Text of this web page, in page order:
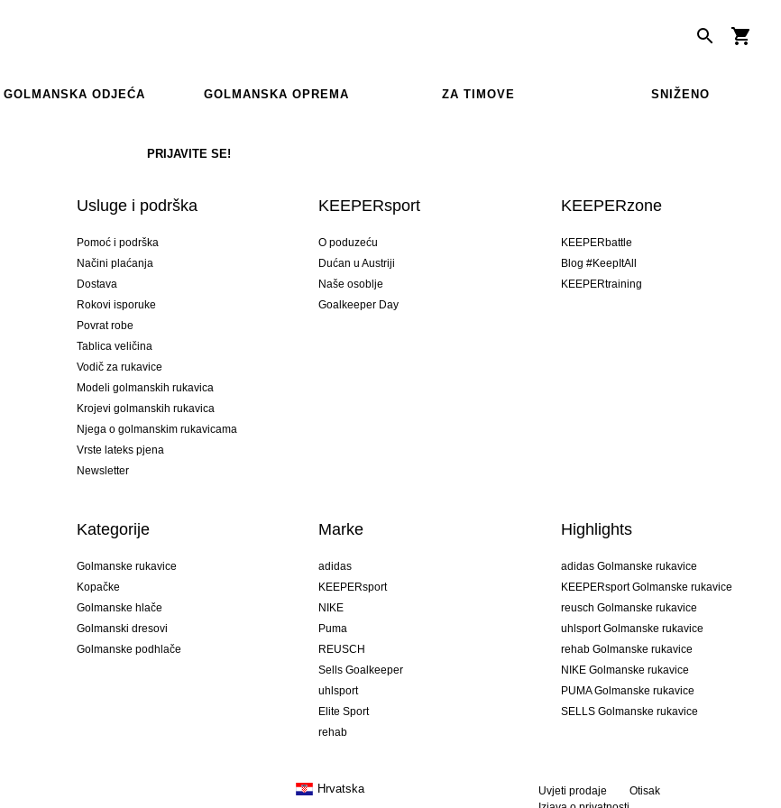
GOLMANSKA ODJEĆA GOLMANSKA OPREMA ZA TIMOVE SNIŽENO
Usluge i podrška
Pomoć i podrška
Načini plaćanja
Dostava
Rokovi isporuke
Povrat robe
Tablica veličina
Vodič za rukavice
Modeli golmanskih rukavica
Krojevi golmanskih rukavica
Njega o golmanskim rukavicama
Vrste lateks pjena
Newsletter
KEEPERsport
O poduzeću
Dućan u Austriji
Naše osoblje
Goalkeeper Day
KEEPERzone
KEEPERbattle
Blog #KeepItAll
KEEPERtraining
Kategorije
Golmanske rukavice
Kopačke
Golmanske hlače
Golmanski dresovi
Golmanske podhlače
Marke
adidas
KEEPERsport
NIKE
Puma
REUSCH
Sells Goalkeeper
uhlsport
Elite Sport
rehab
Highlights
adidas Golmanske rukavice
KEEPERsport Golmanske rukavice
reusch Golmanske rukavice
uhlsport Golmanske rukavice
rehab Golmanske rukavice
NIKE Golmanske rukavice
PUMA Golmanske rukavice
SELLS Golmanske rukavice
Uvjeti prodaje
Otisak
Hrvatska